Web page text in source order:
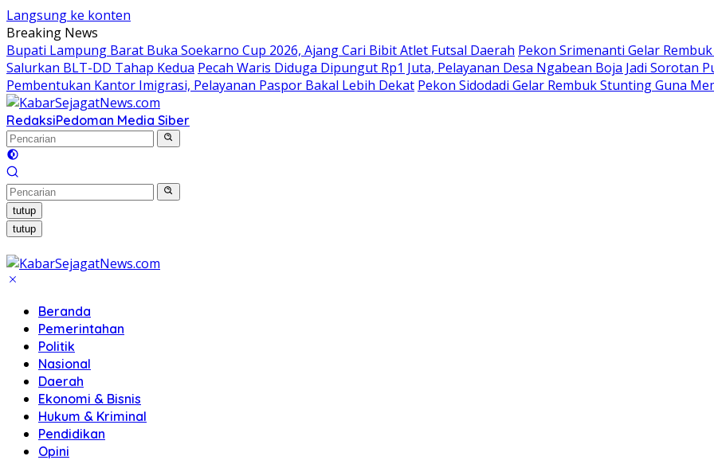
Langsung ke konten
Breaking News
Bupati Lampung Barat Buka Soekarno Cup 2026, Ajang Cari Bibit Atlet Futsal Daerah Pekon Srimenanti Gelar
Salurkan BLT-DD Tahap Kedua Pecah Waris Diduga Dipungut Rp1 Juta, Pelayanan Desa Ngabean Boja Jadi Sorotan
Pembentukan Kantor Imigrasi, Pelayanan Paspor Bakal Lebih Dekat Pekon Sidodadi Gelar Rembuk Stunting Guna
RedaksiPedoman Media Siber
tutup
tutup
Beranda
Pemerintahan
Politik
Nasional
Daerah
Ekonomi & Bisnis
Hukum & Kriminal
Pendidikan
Opini